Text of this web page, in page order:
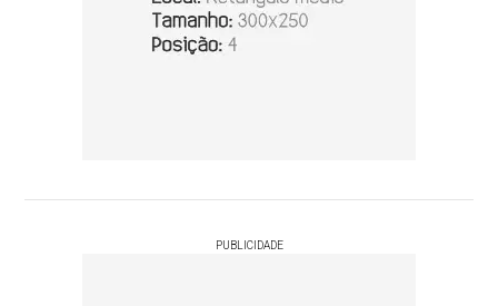
PUBLICIDADE